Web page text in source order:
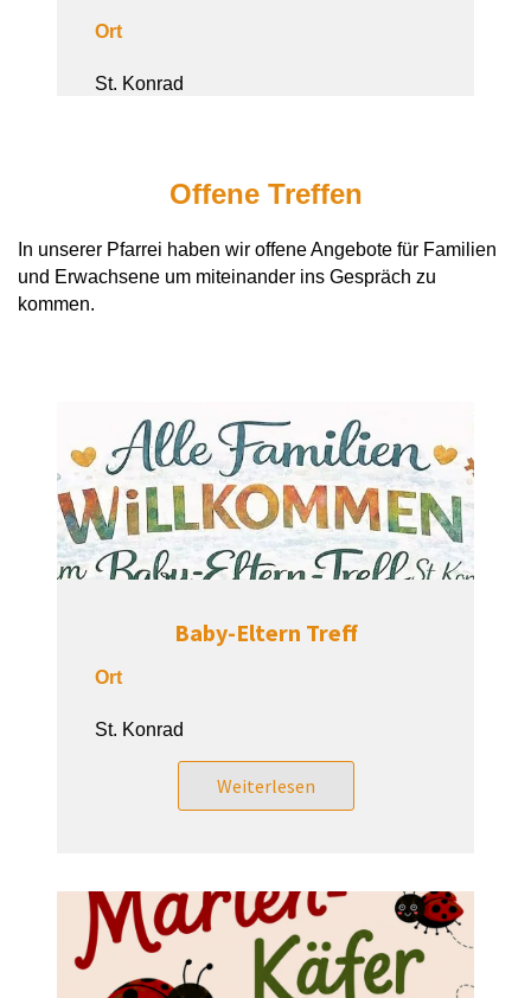
Ort
St. Konrad
Offene Treffen
In unserer Pfarrei haben wir offene Angebote für Familien
und Erwachsene um miteinander ins Gespräch zu
kommen.
Baby-Eltern Treff
Ort
St. Konrad
Weiterlesen